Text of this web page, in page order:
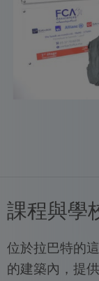
課程與學
位於拉巴特的
的建築內，提